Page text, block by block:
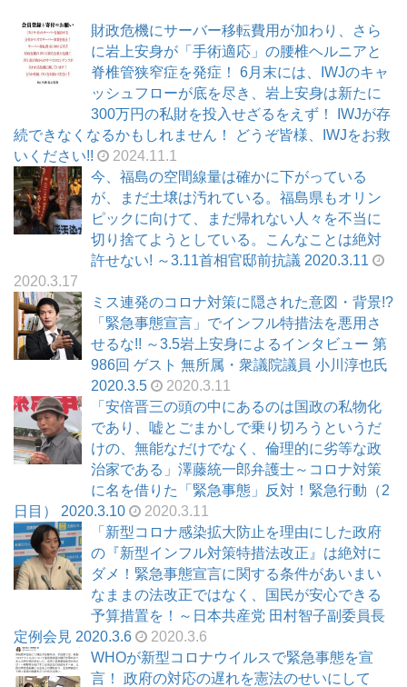
財政危機にサーバー移転費用が加わり、さら
に岩上安身が「手術適応」の腰椎ヘルニアと
脊椎管狭窄症を発症！ 6月末には、IWJのキャ
ッシュフローが底を尽き、岩上安身は新たに
300万円の私財を投入せざるをえず！ IWJが存
続できなくなるかもしれません！ どうぞ皆様、IWJをお救
いください!!
2024.11.1
今、福島の空間線量は確かに下がっている
が、まだ土壌は汚れている。福島県もオリン
ピックに向けて、まだ帰れない人々を不当に
切り捨てようとしている。こんなことは絶対
許せない! ～3.11首相官邸前抗議 2020.3.11
2020.3.17
ミス連発のコロナ対策に隠された意図・背景!?
「緊急事態宣言」でインフル特措法を悪用さ
せるな!! ～3.5岩上安身によるインタビュー 第
986回 ゲスト 無所属・衆議院議員 小川淳也氏
2020.3.5
2020.3.11
「安倍晋三の頭の中にあるのは国政の私物化
であり、嘘とごまかしで乗り切ろうというだ
けの、無能なだけでなく、倫理的に劣等な政
治家である」澤藤統一郎弁護士～コロナ対策
に名を借りた「緊急事態」反対！緊急行動（2
日目） 2020.3.10
2020.3.11
「新型コロナ感染拡大防止を理由にした政府
の『新型インフル対策特措法改正』は絶対に
ダメ！緊急事態宣言に関する条件があいまい
なままの法改正ではなく、国民が安心できる
予算措置を！～日本共産党 田村智子副委員長
定例会見 2020.3.6
2020.3.6
WHOが新型コロナウイルスで緊急事態を宣
言！ 政府の対応の遅れを憲法のせいにして